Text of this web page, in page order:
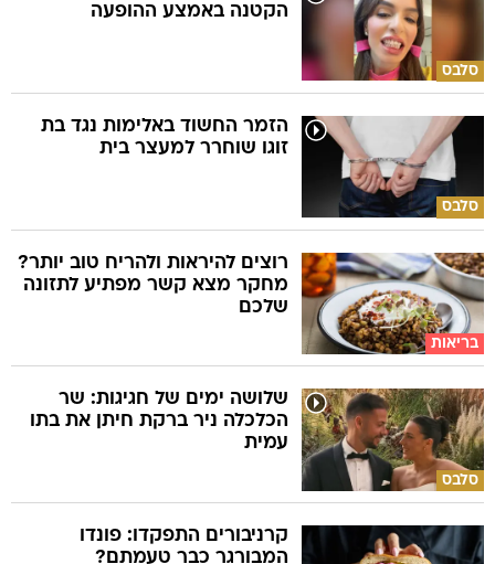
סלבס
הקטנה באמצע ההופעה
סלבס
הזמר החשוד באלימות נגד בת
זוגו שוחרר למעצר בית
בריאות
רוצים להיראות ולהריח טוב יותר?
מחקר מצא קשר מפתיע לתזונה
שלכם
סלבס
שלושה ימים של חגיגות: שר
הכלכלה ניר ברקת חיתן את בתו
עמית
קרניבורים התפקדו: פונדו
המבורגר כבר טעמתם?